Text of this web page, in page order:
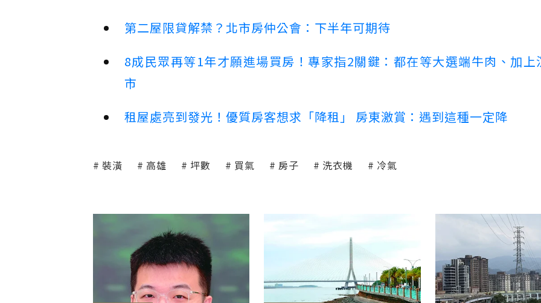
第二屋限貸解禁？北市房仲公會：下半年可期待
8成民眾再等1年才願進場買房！專家指2關鍵：都在等大選端牛肉、加上
市
租屋處亮到發光！優質房客想求「降租」 房東激賞：遇到這種一定降
裝潢 高雄 坪數 買氣 房子 洗衣機 冷氣